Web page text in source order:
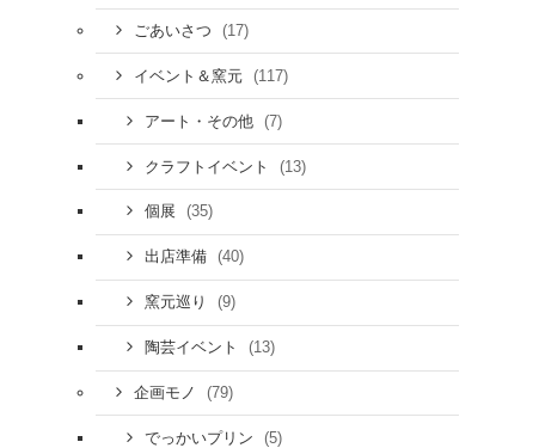
ごあいさつ (17)
イベント＆窯元 (117)
アート・その他 (7)
クラフトイベント (13)
個展 (35)
出店準備 (40)
窯元巡り (9)
陶芸イベント (13)
企画モノ (79)
でっかいプリン (5)